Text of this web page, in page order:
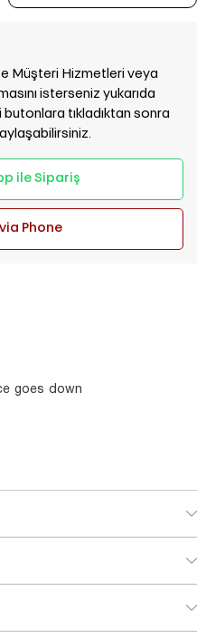
Müşteri Hizmetleri veya
isterseniz yukarıda
tıkladıktan sonra
ile Sipariş
Phone
goes down